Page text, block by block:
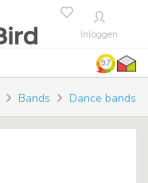
Inloggen
9.7
Bands Dance bands